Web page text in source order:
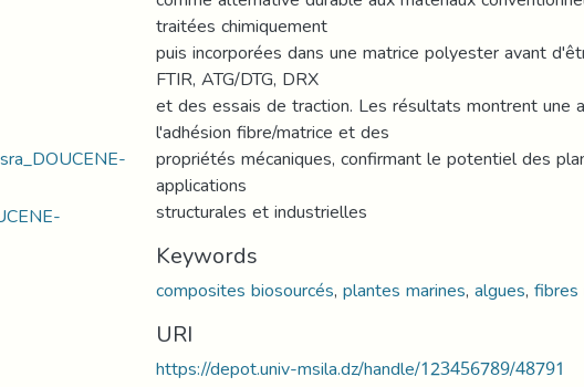
traitées chimiquement
puis incorporées dans une matrice polyester avant
FTIR, ATG/DTG, DRX
et des essais de traction. Les résultats montrent une
l'adhésion fibre/matrice et des
propriétés mécaniques, confirmant le potentiel des
applications
structurales et industrielles
Keywords
composites biosourcés,plantes marines,algues,
URI
https://depot.univ-msila.dz/handle/123456789/48791